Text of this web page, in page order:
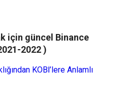
için güncel Binance
2022 )